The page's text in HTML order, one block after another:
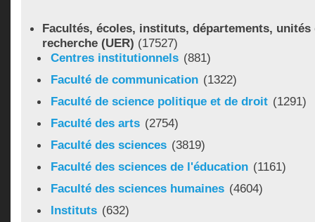
Facultés, écoles, instituts, départements, unités
recherche (UER) (17527)
Centres institutionnels (881)
Faculté de communication (1322)
Faculté de science politique et de droit (1291)
Faculté des arts (2754)
Faculté des sciences (3819)
Faculté des sciences de l'éducation (1161)
Faculté des sciences humaines (4604)
Instituts (632)